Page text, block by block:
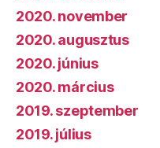
2020. november
2020. augusztus
2020. június
2020. március
2019. szeptember
2019. július